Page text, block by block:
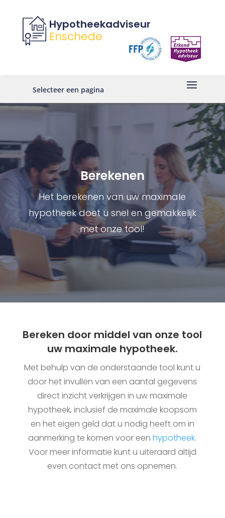
Hypotheekadviseur
Enschede
Selecteer een pagina
Berekenen
Het berekenen van uw maximale
hypotheek doet u snel en gemakkelijk
met onze tool!
Bereken door middel van onze tool
uw maximale hypotheek.
Met behulp van de onderstaande tool kunt u
door het invullen van een aantal gegevens
direct inzicht verkrijgen in uw maximale
hypotheek, inclusief de maximale koopsom
en het eigen geld dat u nodig heeft om in
aanmerking te komen voor eenhypotheek.
Voor meer informatie kunt u uiteraard altijd
even contact met ons opnemen.